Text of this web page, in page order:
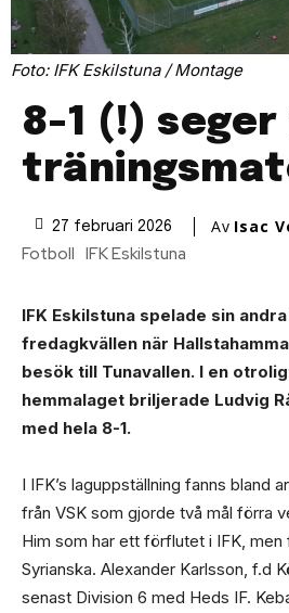
Foto: IFK Eskilstuna / Montage
8-1 (!) seger
27 februari 2026 Av Isac
Fotboll IFK Eskilstuna
IFK Eskilstuna spelade sin
fredagkvällen när
besök till Tunavallen. I en
hemmalaget briljerade Ludvig
med hela 8-1.
I IFK’s laguppställning fanns bland
från VSK som gjorde två mål förra
Him som har ett förflutet i IFK, men
Syrianska. Alexander Karlsson, f.d
senast Division 6 med Heds IF.